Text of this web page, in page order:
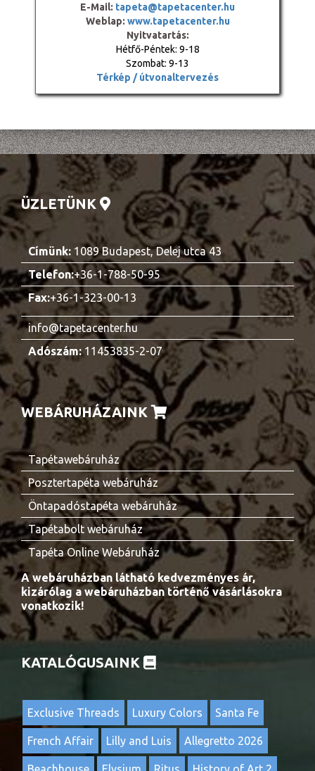
E-Mail: tapeta@tapetacenter.hu
Weblap: www.tapetacenter.hu
Nyitvatartás:
Hétfő-Péntek: 9-18
Szombat: 9-13
Térkép / útvonaltervezés
ÜZLETÜNK
Címünk: 1089 Budapest, Delej utca 43
Telefon:+36-1-788-50-95
Fax:+36-1-323-00-13
info@tapetacenter.hu
Adószám:11453835-2-07
WEBÁRUHÁZAINK
Tapétawebáruház
Posztertapéta webáruház
Öntapadóstapéta webáruház
Tapétabolt webáruház
Tapéta Online Webáruház
A webáruházban látható kedvezményes ár,
kizárólag a webáruházban történő vásárlásokra
vonatkozik!
KATALÓGUSAINK
Exclusive Threads Luxury Colors Santa Fe
French Affair Lilly and Luis Allegretto 2026